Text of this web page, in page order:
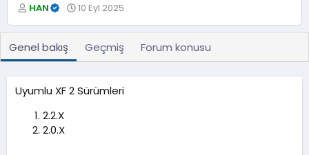
Y
a
r
HAN
O
u
10 Eyl 2025
Genel bakış Geçmiş Forum konusu
Uyumlu XF 2 Sürümleri
2.2.X
2.0.X